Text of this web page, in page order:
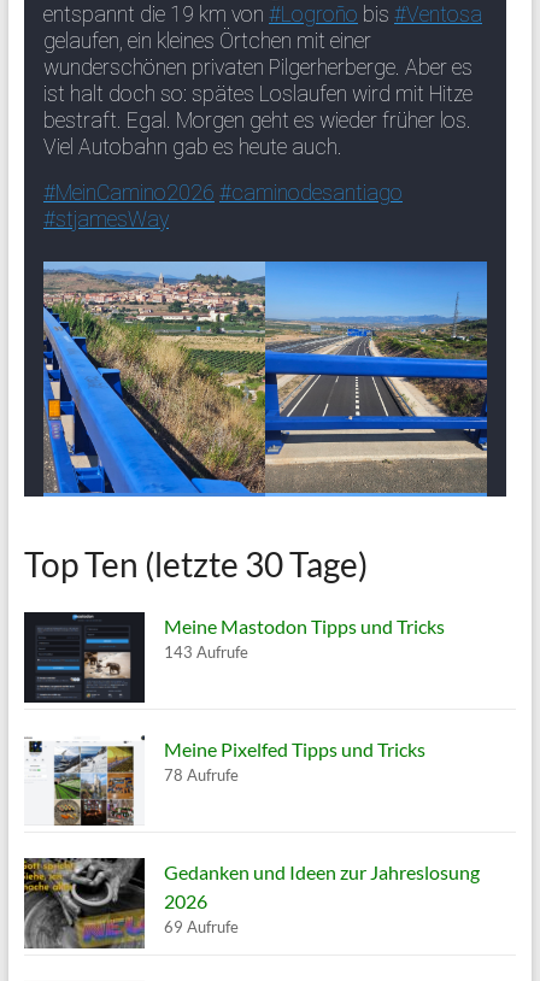
Top Ten (letzte 30 Tage)
Meine Mastodon Tipps und Tricks
143 Aufrufe
Meine Pixelfed Tipps und Tricks
78 Aufrufe
Gedanken und Ideen zur Jahreslosung
2026
69 Aufrufe